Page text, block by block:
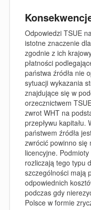
Odpowiedzi TSUE
istotne znaczenie
zgodnie z ich
płatności
państwa źródła nie
sytuacji wykazania
znajdujące się w
orzecznictwem
zwrot WHT na
przepływu kapitału.
państwem źródła
zwrócić powinno się
licencyjne.
rozliczają tego typu
szczególności mają
odpowiednich
podczas gdy
Polsce w formie